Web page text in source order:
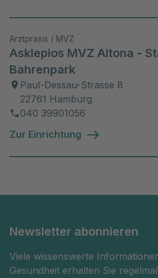
Arztpraxis / MVZ
Asklepios MVZ Altona -
Bahrenpark
Paul-Dessau-Strasse 8
22761 Hamburg
040 39901056
Zur Einrichtung
Newsletter abonnieren
Viele wissenswerte
Gesundheit erhalten Sie